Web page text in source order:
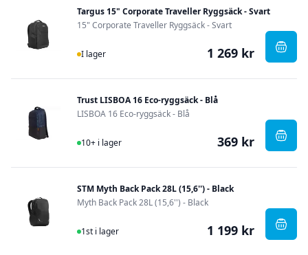
Targus 15" Corporate Traveller Ryggsäck - Svart
15" Corporate Traveller Ryggsäck - Svart
I Lager
I lager 1 269 kr ,
Trust LISBOA 16 Eco-ryggsäck - Blå
LISBOA 16 Eco-ryggsäck - Blå
I Lager
10+ i lager 369 kr ,
STM Myth Back Pack 28L (15,6'') - Black
Myth Back Pack 28L (15,6'') - Black
I Lager
1st i lager 1 199 kr ,